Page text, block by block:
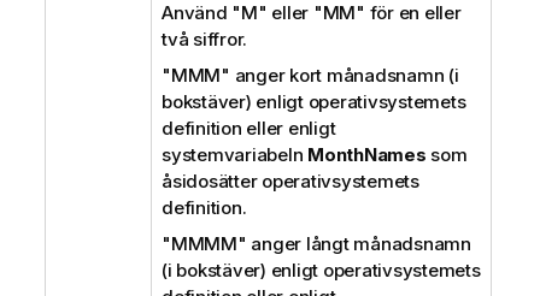
Använd "M" eller "MM" för en eller
två siffror.
"MMM" anger kort månadsnamn (i
bokstäver) enligt operativsystemets
definition eller enligt
systemvariabeln MonthNames som
åsidosätter operativsystemets
definition.
"MMMM" anger långt månadsnamn
(i bokstäver) enligt operativsystemets